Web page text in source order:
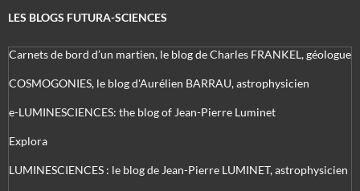
LES BLOGS FUTURA-SCIENCES
Carnets de bord d’un martien, le blog de Charles FRANKEL, géologue
COSMOGONIES, le blog d'Aurélien BARRAU, astrophysicien
e-LUMINESCIENCES: the blog of Jean-Pierre Luminet
Explora
LUMINESCIENCES : le blog de Jean-Pierre LUMINET, astrophysicien